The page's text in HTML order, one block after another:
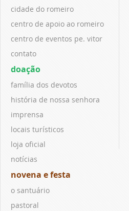
cidade do romeiro
centro de apoio ao romeiro
centro de eventos pe. vitor
contato
doação
família dos devotos
história de nossa senhora
imprensa
locais turísticos
loja oficial
notícias
novena e festa
o santuário
pastoral